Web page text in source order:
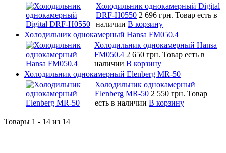
Холодильник однокамерный Digital
DRF-H0550 2 696 грн. Товар есть в
наличии В корзину
Холодильник однокамерный Hansa FM050.4
Холодильник однокамерный Hansa
FM050.4 2 650 грн. Товар есть в
наличии В корзину
Холодильник однокамерный Elenberg MR-50
Холодильник однокамерный
Elenberg MR-50 2 550 грн. Товар
есть в наличии В корзину
Товары 1 - 14 из 14